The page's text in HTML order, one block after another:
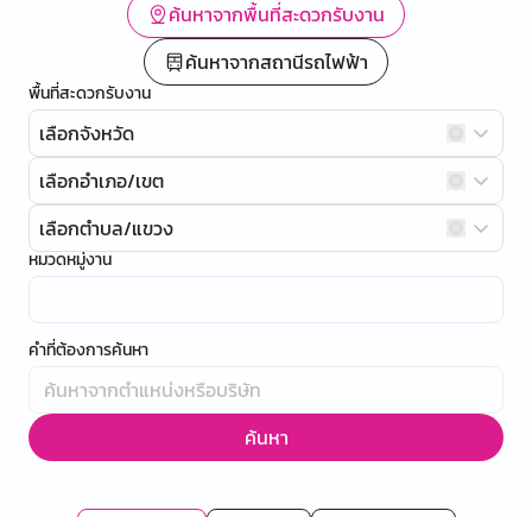
ค้นหาจากพื้นที่สะดวกรับงาน
ค้นหาจากสถานีรถไฟฟ้า
พื้นที่สะดวกรับงาน
เลือกจังหวัด
เลือกอำเภอ/เขต
เลือกตำบล/แขวง
หมวดหมู่งาน
คำที่ต้องการค้นหา
ค้นหา